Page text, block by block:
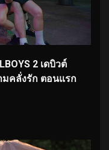
2 เดบิวต์
มคลั่งรัก ตอนแรก